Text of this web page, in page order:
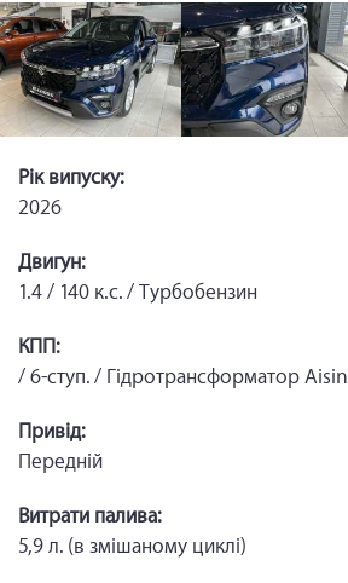
Рік випуску:
2026
Двигун:
1.4 / 140 к.с. / Турбобензин
КПП:
/ 6-ступ. / Гідротрансформатор Aisin
Привід:
Передній
Витрати палива:
5,9 л. (в змішаному циклі)